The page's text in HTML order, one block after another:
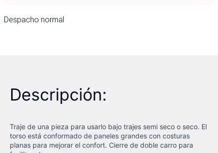
Despacho normal
Descripción:
Traje de una pieza para usarlo bajo trajes semi seco o seco. El
torso está conformado de paneles grandes con costuras
planas para mejorar el confort. Cierre de doble carro para